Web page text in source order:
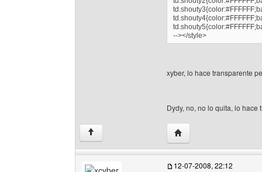
--></style>
xyber, lo hace transparente
Dydy, no, no lo quita, lo hace
↑ Visitar sitio web del
12-07-2008, 22:12